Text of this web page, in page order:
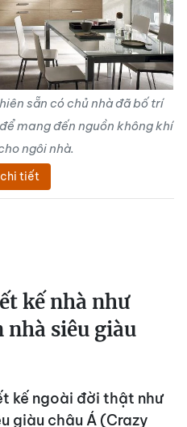
sẵn có chủ nhà đã bố trí
mang đến nguồn không khí
ngôi nhà.
chi tiết
kế nhà như
siêu giàu
kế ngoài đời thật như
giàu châu Á (Crazy